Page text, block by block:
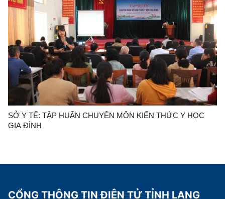
SỞ Y TẾ: TẬP HUẤN CHUYÊN MÔN KIẾN THỨC Y HỌC
GIA ĐÌNH
CỔNG THÔNG TIN ĐIỆN TỬ TỈNH LẠNG